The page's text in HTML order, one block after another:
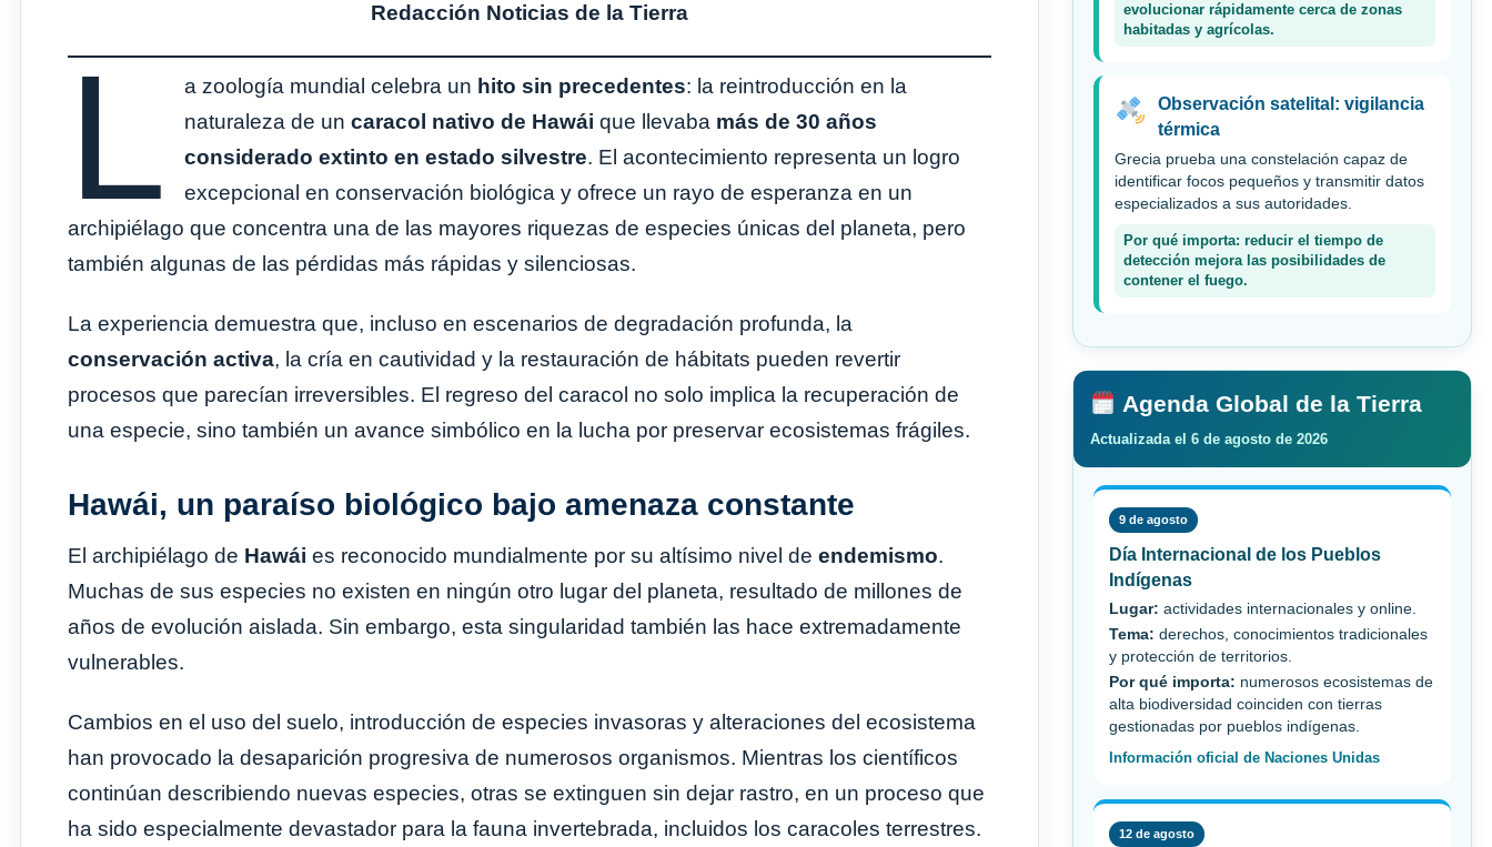
Redacción Noticias de la Tierra
L a zoología mundial celebra un hito sin precedentes: la reintroducción en la
naturaleza de un caracol nativo de Hawái que llevaba más de 30 años
considerado extinto en estado silvestre. El acontecimiento representa un logro
excepcional en conservación biológica y ofrece un rayo de esperanza en un
archipiélago que concentra una de las mayores riquezas de especies únicas del planeta, pero
también algunas de las pérdidas más rápidas y silenciosas.
La experiencia demuestra que, incluso en escenarios de degradación profunda, la
conservación activa, la cría en cautividad y la restauración de hábitats pueden revertir
procesos que parecían irreversibles. El regreso del caracol no solo implica la recuperación de
una especie, sino también un avance simbólico en la lucha por preservar ecosistemas frágiles.
Hawái, un paraíso biológico bajo amenaza constante
El archipiélago de Hawái es reconocido mundialmente por su altísimo nivel de endemismo.
Muchas de sus especies no existen en ningún otro lugar del planeta, resultado de millones de
años de evolución aislada. Sin embargo, esta singularidad también las hace extremadamente
vulnerables.
Cambios en el uso del suelo, introducción de especies invasoras y alteraciones del ecosistema
han provocado la desaparición progresiva de numerosos organismos. Mientras los científicos
continúan describiendo nuevas especies, otras se extinguen sin dejar rastro, en un proceso que
ha sido especialmente devastador para la fauna invertebrada, incluidos los caracoles terrestres.
evolucionar rápidamente cerca de zonas
habitadas y agrícolas.
Observación satelital: vigilancia
térmica
Grecia prueba una constelación capaz de
identificar focos pequeños y transmitir datos
especializados a sus autoridades.
Por qué importa: reducir el tiempo de
detección mejora las posibilidades de
contener el fuego.
Agenda Global de la Tierra
Actualizada el 6 de agosto de 2026
9 de agosto
Día Internacional de los Pueblos
Indígenas
Lugar: actividades internacionales y online.
Tema: derechos, conocimientos tradicionales
y protección de territorios.
Por qué importa: numerosos ecosistemas de
alta biodiversidad coinciden con tierras
gestionadas por pueblos indígenas.
Información oficial de Naciones Unidas
12 de agosto